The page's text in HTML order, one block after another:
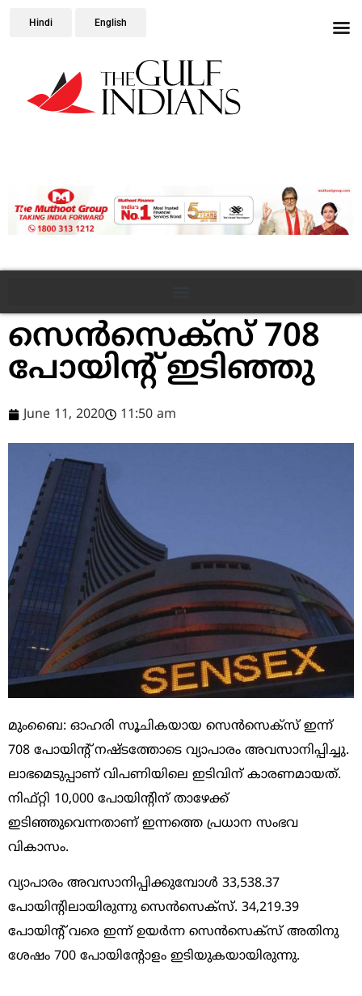
Hindi English
സെന്‍സെക്‌സ്‌ 708
പോയിന്റ്‌ ഇടിഞ്ഞു
June 11, 2020 11:50 am
മുംബൈ: ഓഹരി സൂചികയായ സെന്‍സെക്‌സ്‌ ഇന്ന്‌
708 പോയിന്റ്‌ നഷ്‌ടത്തോടെ വ്യാപാരം അവസാനിപ്പിച്ചു.
ലാഭമെടുപ്പാണ്‌ വിപണിയിലെ ഇടിവിന്‌ കാരണമായത്‌.
നിഫ്‌റ്റി 10,000 പോയിന്റിന്‌ താഴേക്ക്‌
ഇടിഞ്ഞുവെന്നതാണ്‌ ഇന്നത്തെ പ്രധാന സംഭവ
വികാസം.
വ്യാപാരം അവസാനിപ്പിക്കുമ്പോള്‍ 33,538.37
പോയിന്റിലായിരുന്നു സെന്‍സെക്‌സ്‌. 34,219.39
പോയിന്റ്‌ വരെ ഇന്ന്‌ ഉയര്‍ന്ന സെന്‍സെക്‌സ്‌ അതിനു
ശേഷം 700 പോയിന്റോളം ഇടിയുകയായിരുന്നു.